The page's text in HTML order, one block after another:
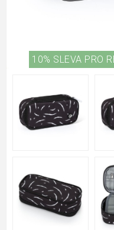
10% SLEVA PRO